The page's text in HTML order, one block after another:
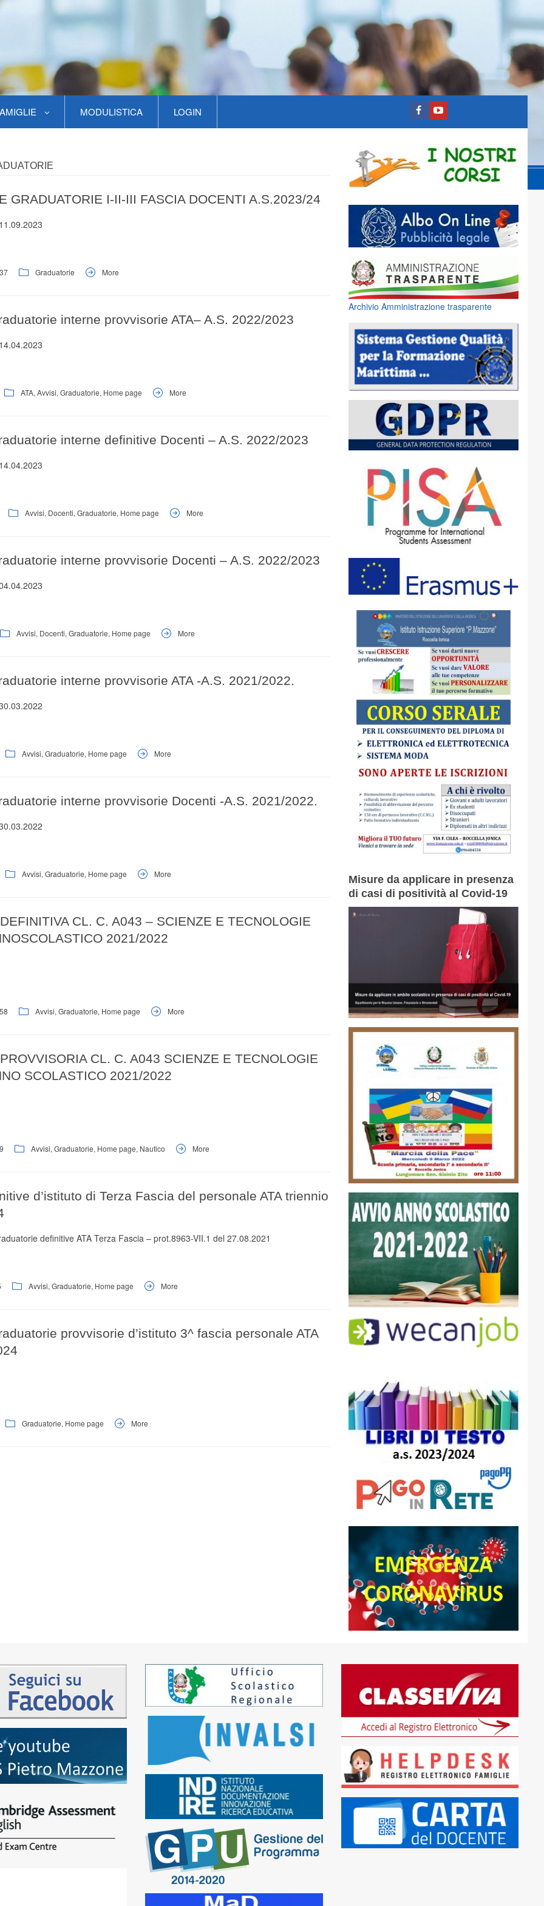
MODULISTICA LOGIN
GRADUATORIE I-II-III FASCIA DOCENTI A.S.2023/24
Graduatorie More
interne provvisorie ATA– A.S. 2022/2023
ATA, Avvisi, Graduatorie, Home page More
interne definitive Docenti – A.S. 2022/2023
Avvisi, Docenti, Graduatorie, Home page More
interne provvisorie Docenti – A.S. 2022/2023
Avvisi, Docenti, Graduatorie, Home page More
interne provvisorie ATA -A.S. 2021/2022.
Avvisi, Graduatorie, Home page More
interne provvisorie Docenti -A.S. 2021/2022.
Avvisi, Graduatorie, Home page More
CL. C. A043 – SCIENZE E TECNOLOGIE
2021/2022
Avvisi, Graduatorie, Home page More
CL. C. A043 SCIENZE E TECNOLOGIE
SCOLASTICO 2021/2022
Avvisi, Graduatorie, Home page, Nautico More
d’istituto di Terza Fascia del personale ATA triennio
definitive ATA Terza Fascia – prot.8963-VII.1 del 27.08.2021
Avvisi, Graduatorie, Home page More
provvisorie d’istituto 3^ fascia personale ATA
Graduatorie, Home page More
Archivio Amministrazione trasparente
Misure da applicare in presenza
di casi di positività al Covid-19